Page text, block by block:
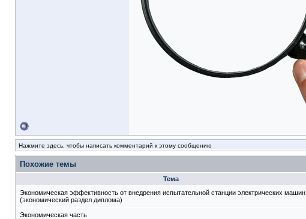
Нажмите здесь, чтобы написать комментарий к этому сообщению
Похожие темы
Тема
Экономическая эффективность от внедрения испытательной станции электрических машин
(экономический раздел диплома)
Экономическая часть